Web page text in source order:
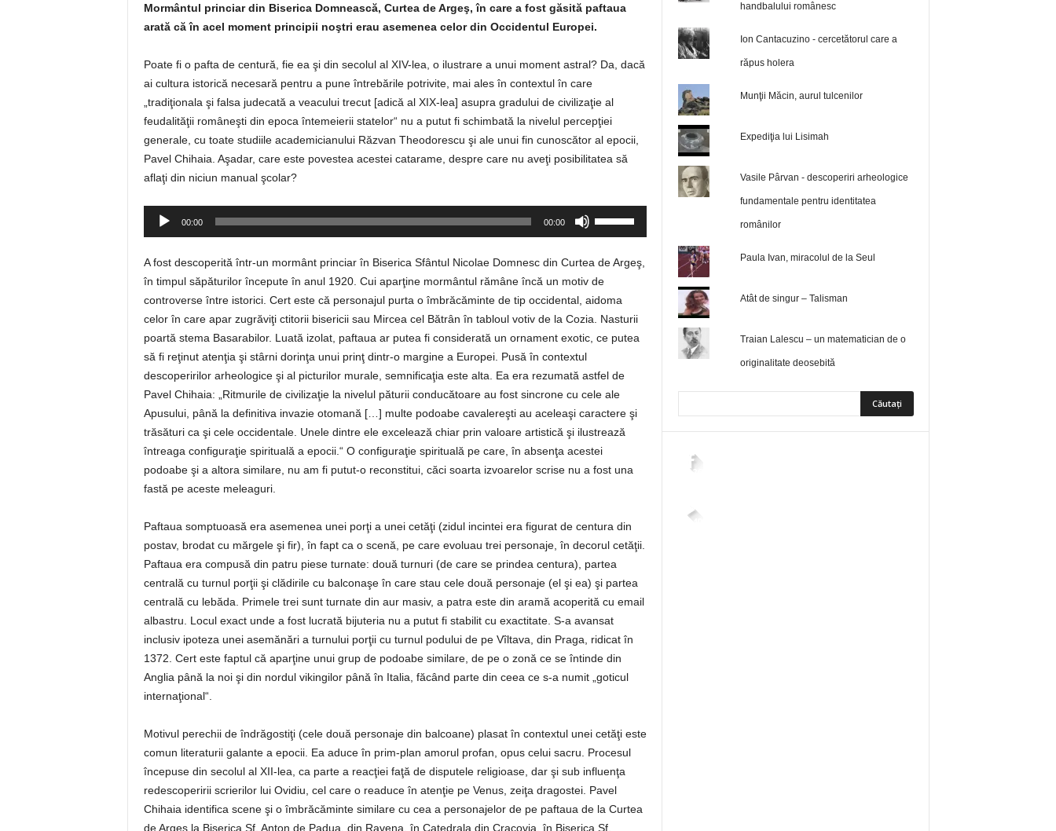
Mormântul princiar din Biserica Domnească, Curtea de Argeş, în care a fost găsită paftaua
arată că în acel moment principii noştri erau asemenea celor din Occidentul Europei.
Poate fi o pafta de centură, fie ea şi din secolul al XIV-lea, o ilustrare a unui moment astral? Da, dacă
ai cultura istorică necesară pentru a pune întrebările potrivite, mai ales în contextul în care
„tradiţionala şi falsa judecată a veacului trecut [adică al XIX-lea] asupra gradului de civilizaţie al
feudalităţii româneşti din epoca întemeierii statelor“ nu a putut fi schimbată la nivelul percepţiei
generale, cu toate studiile academicianului Răzvan Theodorescu şi ale unui fin cunoscător al epocii,
Pavel Chihaia. Aşadar, care este povestea acestei catarame, despre care nu aveţi posibilitatea să
aflaţi din niciun manual şcolar?
Player
00:00 00:00
sus/jos
A fost descoperită într-un mormânt princiar în Biserica Sfântul Nicolae Domnesc din Curtea de Argeş,
în timpul săpăturilor începute în anul 1920. Cui aparţine mormântul rămâne încă un motiv de
controverse între istorici. Cert este că personajul purta o îmbrăcăminte de tip occidental, aidoma
celor în care apar zugrăviţi ctitorii bisericii sau Mircea cel Bătrân în tabloul votiv de la Cozia. Nasturii
poartă stema Basarabilor. Luată izolat, paftaua ar putea fi considerată un ornament exotic, ce putea
să fi reţinut atenţia şi stârni dorinţa unui prinţ dintr-o margine a Europei. Pusă în contextul
descoperirilor arheologice şi al picturilor murale, semnificaţia este alta. Ea era rezumată astfel de
Pavel Chihaia: „Ritmurile de civilizaţie la nivelul păturii conducătoare au fost sincrone cu cele ale
Apusului, până la definitiva invazie otomană […] multe podoabe cavalereşti au aceleaşi caractere şi
trăsături ca şi cele occidentale. Unele dintre ele excelează chiar prin valoare artistică şi ilustrează
întreaga configuraţie spirituală a epocii.“ O configuraţie spirituală pe care, în absenţa acestei
podoabe şi a altora similare, nu am fi putut-o reconstitui, căci soarta izvoarelor scrise nu a fost una
fastă pe aceste meleaguri.
Paftaua somptuoasă era asemenea unei porţi a unei cetăţi (zidul incintei era figurat de centura din
postav, brodat cu mărgele şi fir), în fapt ca o scenă, pe care evoluau trei personaje, în decorul cetăţii.
Paftaua era compusă din patru piese turnate: două turnuri (de care se prindea centura), partea
centrală cu turnul porţii şi clădirile cu balconaşe în care stau cele două personaje (el şi ea) şi partea
centrală cu lebăda. Primele trei sunt turnate din aur masiv, a patra este din aramă acoperită cu email
albastru. Locul exact unde a fost lucrată bijuteria nu a putut fi stabilit cu exactitate. S-a avansat
inclusiv ipoteza unei asemănări a turnului porţii cu turnul podului de pe Vîltava, din Praga, ridicat în
1372. Cert este faptul că aparţine unui grup de podoabe similare, de pe o zonă ce se întinde din
Anglia până la noi şi din nordul vikingilor până în Italia, făcând parte din ceea ce s-a numit „goticul
internaţional“.
Motivul perechii de îndrăgostiţi (cele două personaje din balcoane) plasat în contextul unei cetăţi este
comun literaturii galante a epocii. Ea aduce în prim-plan amorul profan, opus celui sacru. Procesul
începuse din secolul al XII-lea, ca parte a reacţiei faţă de disputele religioase, dar şi sub influenţa
redescoperirii scrierilor lui Ovidiu, cel care o readuce în atenţie pe Venus, zeiţa dragostei. Pavel
Chihaia identifica scene şi o îmbrăcăminte similare cu cea a personajelor de pe paftaua de la Curtea
de Argeş la Biserica Sf. Anton de Padua, din Ravena, în Catedrala din Cracovia, în Biserica Sf.
handbalului românesc
Ion Cantacuzino - cercetătorul care a
răpus holera
Munţii Măcin, aurul tulcenilor
Expediţia lui Lisimah
Vasile Pârvan - descoperiri arheologice
fundamentale pentru identitatea
românilor
Paula Ivan, miracolul de la Seul
Atât de singur – Talisman
Traian Lalescu – un matematician de o
originalitate deosebită
2,265
4,400